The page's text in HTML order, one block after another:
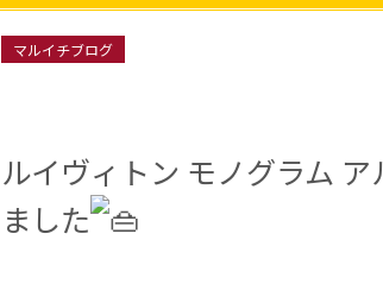
マルイチブログ
ルイヴィトン モノグラム
ました